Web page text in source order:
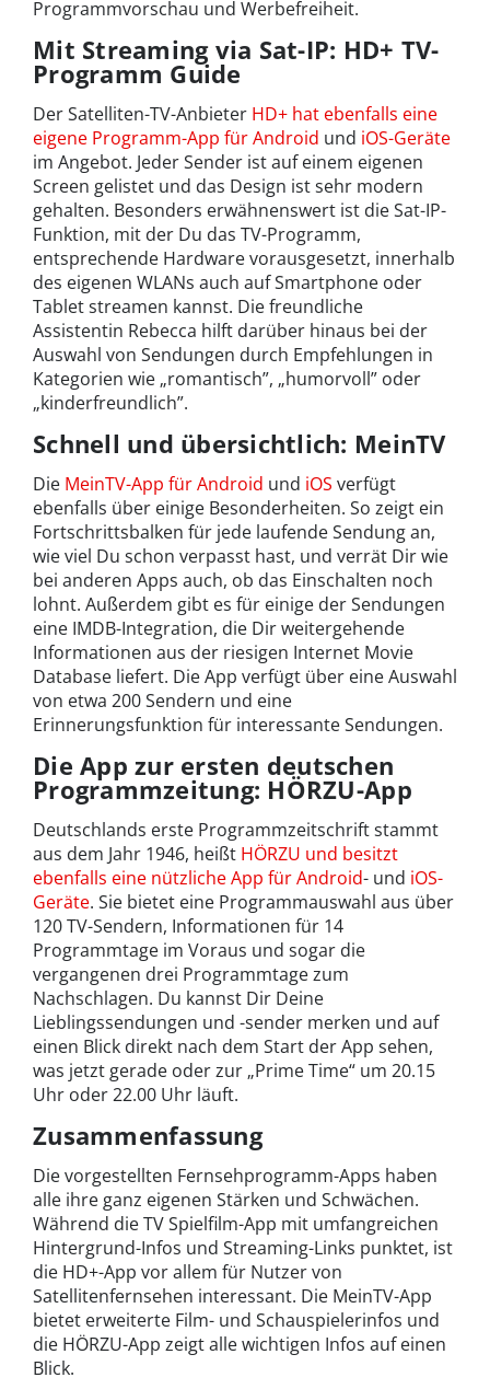
Programmvorschau und Werbefreiheit.
Mit Streaming via Sat-IP: HD+ TV-
Programm Guide
Der Satelliten-TV-Anbieter HD+ hat ebenfalls eine
eigene Programm-App für Android und iOS-Geräte
im Angebot. Jeder Sender ist auf einem eigenen
Screen gelistet und das Design ist sehr modern
gehalten. Besonders erwähnenswert ist die Sat-IP-
Funktion, mit der Du das TV-Programm,
entsprechende Hardware vorausgesetzt, innerhalb
des eigenen WLANs auch auf Smartphone oder
Tablet streamen kannst. Die freundliche
Assistentin Rebecca hilft darüber hinaus bei der
Auswahl von Sendungen durch Empfehlungen in
Kategorien wie „romantisch”, „humorvoll” oder
„kinderfreundlich”.
Schnell und übersichtlich: MeinTV
Die MeinTV-App für Android und iOS verfügt
ebenfalls über einige Besonderheiten. So zeigt ein
Fortschrittsbalken für jede laufende Sendung an,
wie viel Du schon verpasst hast, und verrät Dir wie
bei anderen Apps auch, ob das Einschalten noch
lohnt. Außerdem gibt es für einige der Sendungen
eine IMDB-Integration, die Dir weitergehende
Informationen aus der riesigen Internet Movie
Database liefert. Die App verfügt über eine Auswahl
von etwa 200 Sendern und eine
Erinnerungsfunktion für interessante Sendungen.
Die App zur ersten deutschen
Programmzeitung: HÖRZU-App
Deutschlands erste Programmzeitschrift stammt
aus dem Jahr 1946, heißt HÖRZU und besitzt
ebenfalls eine nützliche App für Android- und iOS-
Geräte. Sie bietet eine Programmauswahl aus über
120 TV-Sendern, Informationen für 14
Programmtage im Voraus und sogar die
vergangenen drei Programmtage zum
Nachschlagen. Du kannst Dir Deine
Lieblingssendungen und -sender merken und auf
einen Blick direkt nach dem Start der App sehen,
was jetzt gerade oder zur „Prime Time“ um 20.15
Uhr oder 22.00 Uhr läuft.
Zusammenfassung
Die vorgestellten Fernsehprogramm-Apps haben
alle ihre ganz eigenen Stärken und Schwächen.
Während die TV Spielfilm-App mit umfangreichen
Hintergrund-Infos und Streaming-Links punktet, ist
die HD+-App vor allem für Nutzer von
Satellitenfernsehen interessant. Die MeinTV-App
bietet erweiterte Film- und Schauspielerinfos und
die HÖRZU-App zeigt alle wichtigen Infos auf einen
Blick.